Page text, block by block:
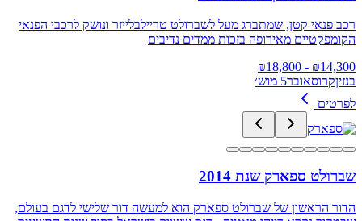
רכב פנאי קטן, שמתברג מעל לשברולט טריילבלייזר ונושק לרכבי הפנאי
הקומפקטיים מאירופה בזכות ממדים נדיבים
₪14,300
- ₪
18,800
בנזיןקרוסאובר5 מוש׳
לפרטים
שברולט ספארק שנת 2014
הדור הראשון של שברולט ספארק הוא למעשה דור שלישי לדגם בעולם,